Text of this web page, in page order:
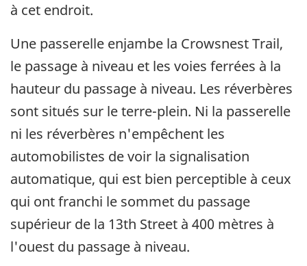
à cet endroit.
Une passerelle enjambe la Crowsnest Trail,
le passage à niveau et les voies ferrées à la
hauteur du passage à niveau. Les réverbères
sont situés sur le terre-plein. Ni la passerelle
ni les réverbères n'empêchent les
automobilistes de voir la signalisation
automatique, qui est bien perceptible à ceux
qui ont franchi le sommet du passage
supérieur de la 13th Street à 400 mètres à
l'ouest du passage à niveau.